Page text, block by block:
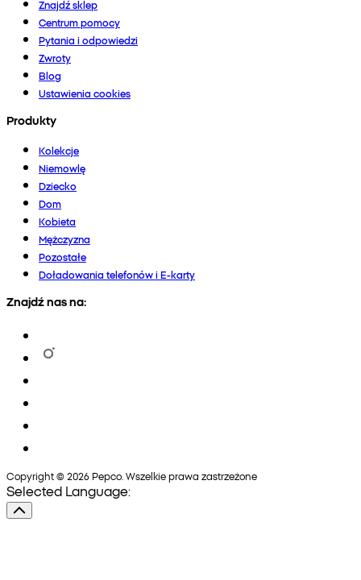
Znajdź sklep
Centrum pomocy
Pytania i odpowiedzi
Zwroty
Blog
Ustawienia cookies
Produkty
Kolekcje
Niemowlę
Dziecko
Dom
Kobieta
Mężczyzna
Pozostałe
Doładowania telefonów i E-karty
Znajdź nas na:
Copyright © 2026 Pepco. Wszelkie prawa zastrzeżone
Selected Language: